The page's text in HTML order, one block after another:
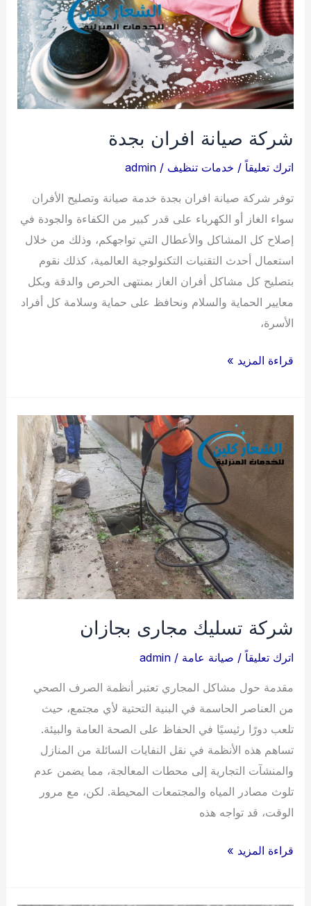
شركة صيانة افران بجدة
اترك تعليقاً / خدمات تنظيف /
admin
توفر شركة صيانة افران بجدة خدمة صيانة وتصليح الأفران
سواء الغاز أو الكهرباء على قدر كبير من الكفاءة والجودة في
إصلاح كل المشاكل والأعطال التي تواجهكم، وذلك من خلال
استعمال أحدث التقنيات التكنولوجية العالمية، كذلك نقوم
بتصليح كل مشاكل أفران الغاز بمنتهى الحرص والدقة وبكل
معايير الحماية والسلام ونحافظ على حماية وسلامة كل أفراد
الأسرة،
شركة
قراءة المزيد »
شركة تسليك مجارى بجازان
اترك تعليقاً / صيانة عامة /
admin
مقدمة حول مشاكل المجاري تعتبر أنظمة الصرف الصحي
من العناصر الحاسمة في البنية التحتية لأي مجتمع، حيث
تلعب دورًا رئيسيًا في الحفاظ على الصحة العامة والبيئة.
تساهم هذه الأنظمة في نقل النفايات السائلة من المنازل
والمنشآت التجارية إلى محطات المعالجة، مما يضمن عدم
تلوث مصادر المياه والمجتمعات المحيطة. لكن، مع مرور
الوقت، قد تواجه هذه
شركة
قراءة المزيد »